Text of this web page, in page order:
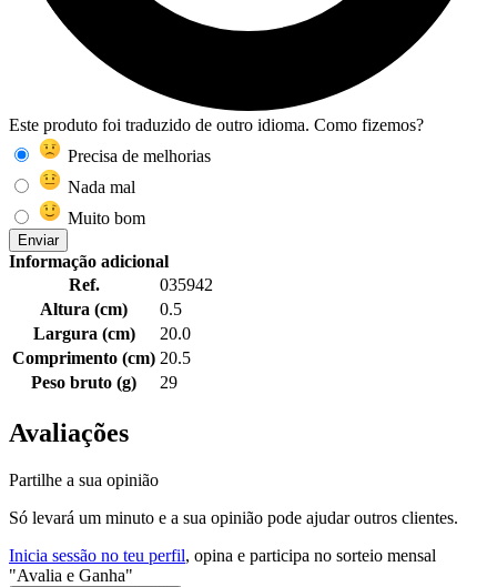
Este produto foi traduzido de outro idioma. Como fizemos?
Precisa de melhorias
Nada mal
Muito bom
Enviar
Informação adicional
Ref.
035942
Altura (cm)
0.5
Largura (cm)
20.0
Comprimento (cm) 20.5
Peso bruto (g)
29
Avaliações
Partilhe a sua opinião
Só levará um minuto e a sua opinião pode ajudar outros clientes.
Inicia sessão no teu perfil, opina e participa no sorteio mensal
"Avalia e Ganha"